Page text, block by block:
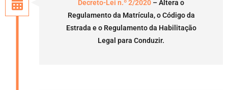
Decreto-Lei n.º 2/2020 – Altera o
Regulamento da Matrícula, o Código da
Estrada e o Regulamento da Habilitação
Legal para Conduzir.